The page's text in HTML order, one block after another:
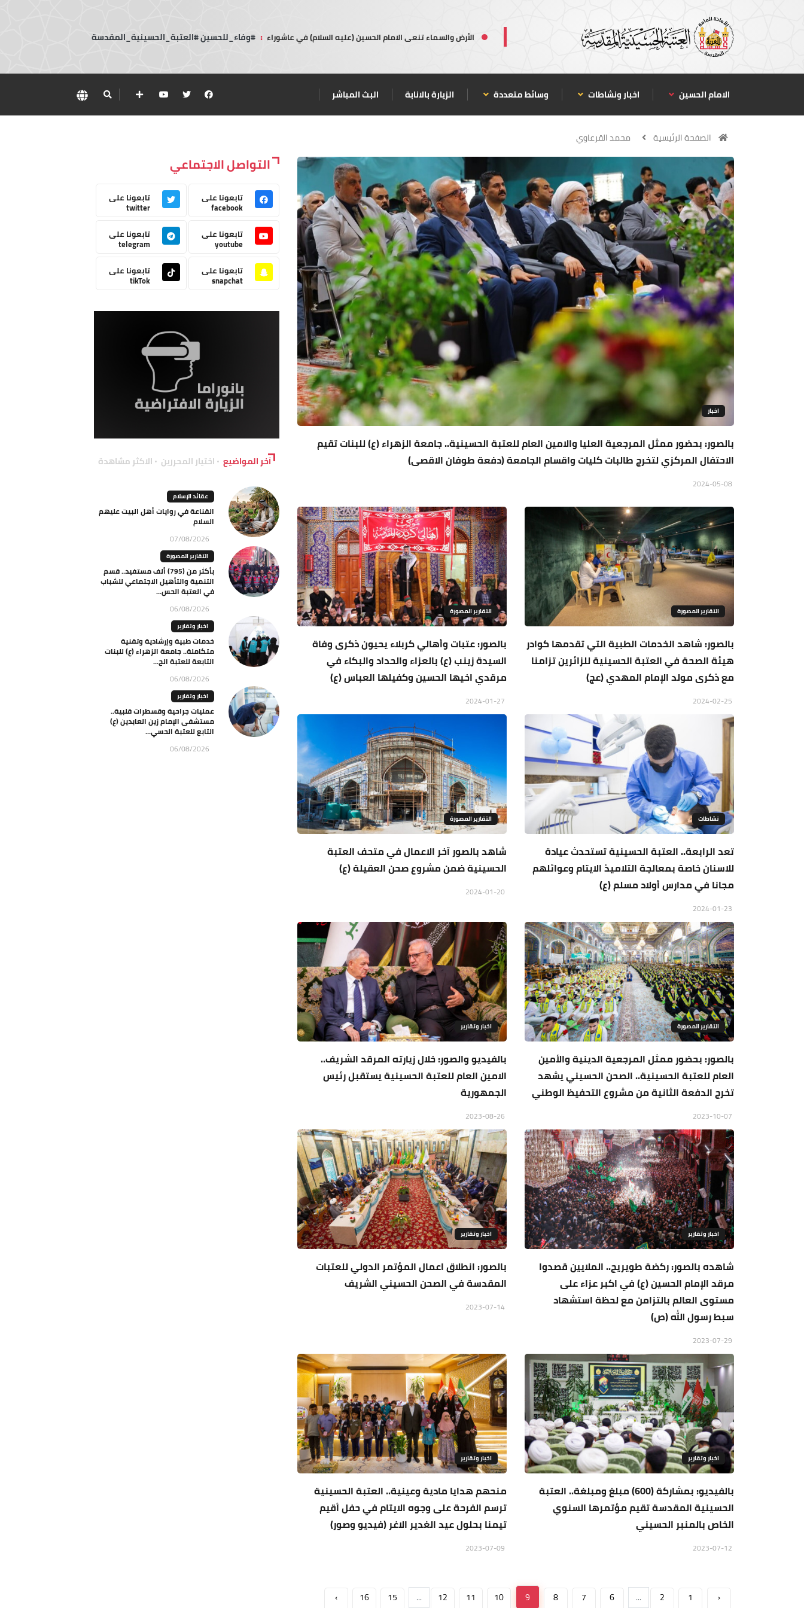
الأرض والسماء تنعى الامام الحسين (عليه السلام) في عاشوراء : #وفاء_للحسين #العتبة_الحسينية_المقدسة
الامام الحسين اخبار ونشاطات وسائط متعددة الزيارة بالانابة البث المباشر
الصفحة الرئيسية محمد القرعاوي
اخبار
بالصور: بحضور ممثل المرجعية العليا والامين العام للعتبة الحسينية.. جامعة الزهراء (ع) للبنات تقيم
الاحتفال المركزي لتخرج طالبات كليات واقسام الجامعة (دفعة طوفان الاقصى)
التقارير المصورة
بالصور: شاهد الخدمات الطبية التي تقدمها كوادر
هيئة الصحة في العتبة الحسينية للزائرين تزامنا
مع ذكرى مولد الإمام المهدي (عج)
التقارير المصورة
بالصور: عتبات وأهالي كربلاء يحيون ذكرى وفاة
السيدة زينب (ع) بالعزاء والحداد والبكاء في
مرقدي اخيها الحسين وكفيلها العباس (ع)
نشاطات
تعد الرابعة.. العتبة الحسينية تستحدث عيادة
للاسنان خاصة بمعالجة التلاميذ الايتام وعوائلهم
مجانا في مدارس أولاد مسلم (ع)
التقارير المصورة
شاهد بالصور آخر الاعمال في متحف العتبة
الحسينية ضمن مشروع صحن العقيلة (ع)
التقارير المصورة
بالصور: بحضور ممثل المرجعية الدينية والأمين
العام للعتبة الحسينية.. الصحن الحسيني يشهد
تخرج الدفعة الثانية من مشروع التحفيظ الوطني
اخبار وتقارير
بالفيديو والصور: خلال زيارته المرقد الشريف..
الامين العام للعتبة الحسينية يستقبل رئيس
الجمهورية
اخبار وتقارير
شاهده بالصور: ركضة طويريج.. الملايين قصدوا
مرقد الإمام الحسين (ع) في اكبر عزاء على
مستوى العالم بالتزامن مع لحظة استشهاد
سبط رسول الله (ص)
اخبار وتقارير
بالصور: انطلاق اعمال المؤتمر الدولي للعتبات
المقدسة في الصحن الحسيني الشريف
اخبار وتقارير
بالفيديو: بمشاركة (600) مبلغ ومبلغة.. العتبة
الحسينية المقدسة تقيم مؤتمرها السنوي
الخاص بالمنبر الحسيني
اخبار وتقارير
منحهم هدايا مادية وعينية.. العتبة الحسينية
ترسم الفرحة على وجوه الايتام في حفل أقيم
تيمنا بحلول عيد الغدير الاغر (فيديو وصور)
‹
1
2
...
6
7
8
9
10
11
12
...
15
16
›
التواصل الاجتماعي
تابعونا على
facebook
تابعونا على
twitter
تابعونا على
youtube
تابعونا على
telegram
تابعونا على
snapchat
تابعونا على
tikTok
آخر المواضيع اختيار المحررين الاكثر مشاهدة
عقائد الإسلام
القناعة في روايات أهل البيت عليهم
السلام
07/08/2026
التقارير المصورة
بأكثر من (795) ألف مستفيد.. قسم
التنمية والتأهيل الاجتماعي للشباب
في العتبة الحس...
06/08/2026
اخبار وتقارير
خدمات طبية وإرشادية وتقنية
متكاملة.. جامعة الزهراء (ع) للبنات
التابعة للعتبة الح...
06/08/2026
اخبار وتقارير
عمليات جراحية وقسطرات قلبية..
مستشفى الإمام زين العابدين (ع)
التابع للعتبة الحسي...
06/08/2026